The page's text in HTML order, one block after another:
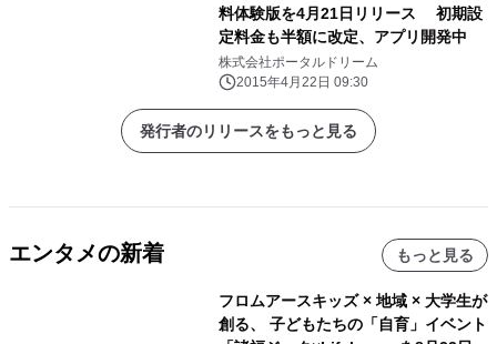
料体験版を4月21日リリース 初期設
定料金も半額に改定、アプリ開発中
株式会社ポータルドリーム
2015年4月22日 09:30
発行者のリリースをもっと見る
エンタメの新着 もっと見る
フロムアースキッズ × 地域 × 大学生が
創る、 子どもたちの「自育」イベント